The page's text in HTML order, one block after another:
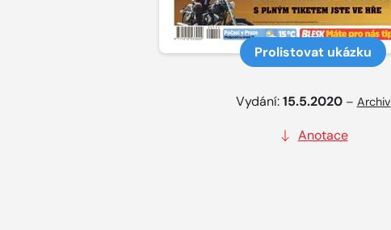
Prolistovat ukázku
Vydání:15.5.2020 – Archiv
Anotace